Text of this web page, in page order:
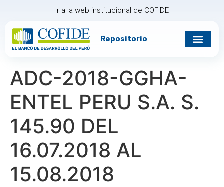
Ir a la web institucional de COFIDE
Repositorio
ADC-2018-GGHA-
ENTEL PERU S.A. S.
145.90 DEL
16.07.2018 AL
15.08.2018